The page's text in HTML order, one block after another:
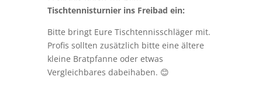
Tischtennisturnier ins Freibad ein:
Bitte bringt Eure Tischtennisschläger mit.
Profis sollten zusätzlich bitte eine ältere
kleine Bratpfanne oder etwas
Vergleichbares dabeihaben. 😊